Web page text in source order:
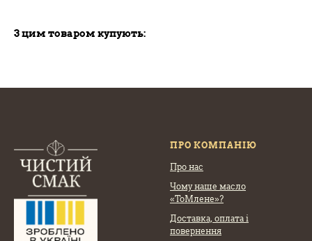
З цим товаром купують:
ПРО КОМПАНІЮ
Про нас
Чому наше масло
«ТоМлене»?
Доставка, оплата і
повернення